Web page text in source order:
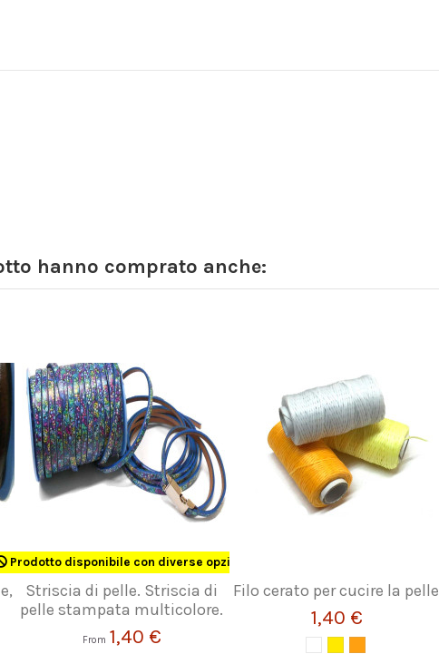
hanno comprato anche:
Prodotto disponibile con diverse opzioni
Striscia di pelle. Striscia di
pelle stampata multicolore.
From 1,40 €
Filo cerato per cucire la pelle
1,40 €